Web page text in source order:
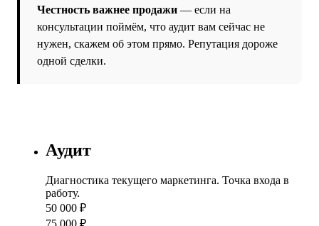
Честность важнее продажи — если на
консультации поймём, что аудит вам сейчас не
нужен, скажем об этом прямо. Репутация дороже
одной сделки.
Аудит
Диагностика текущего маркетинга. Точка входа в
работу.
50 000 ₽
75 000 ₽